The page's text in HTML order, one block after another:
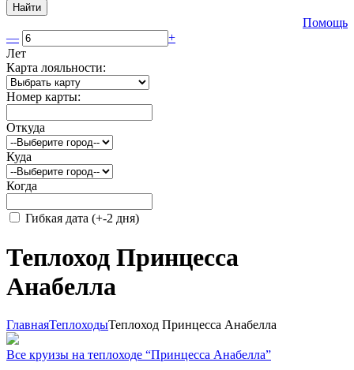
Найти
Помощь
—
+
Лет
Карта лояльности:
Номер карты:
Откуда
Куда
Когда
Гибкая дата (+-2 дня)
Теплоход Принцесса
Анабелла
ГлавнаяТеплоходыТеплоход Принцесса Анабелла
Все круизы на теплоходе “Принцесса Анабелла”